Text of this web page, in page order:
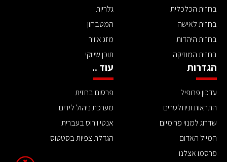
בחזית הכלכלית
בחזית לאישה
בחזית היהדות
בחזית המוזיקה
גלריות
המטבחון
מזג אוויר
תוכן שיווקי
הגדרות
עדכון פרופיל
התראות וניוזלטרים
שדרוג למנוי פרימיום
המייל האדום
פרסמו אצלנו
עוד ..
פרסום בחזית
מערכת ניהול לידים
אנטי וירוס בעברית
הגדלת צפיות בסטטוס